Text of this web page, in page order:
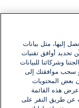
إليها، مثل بيانات
تحديد أوافق تقنيات
وشركائنا للبيانات
سحب موافقتك إلى
بعض المحتويات
عرض هذه القائمة
عن طريق النقر على